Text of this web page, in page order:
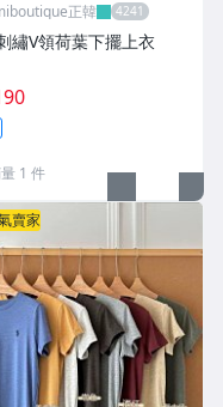
正韓
繡V領荷葉下擺上衣
1 件
賣家